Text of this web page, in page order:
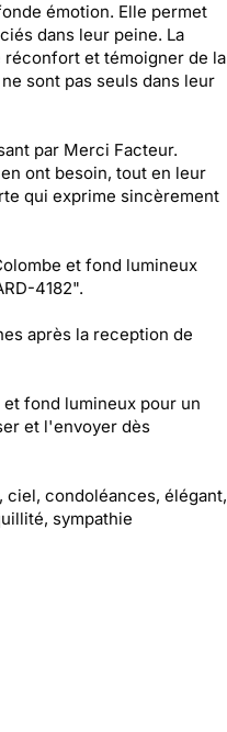
émotion. Elle permet
dans leur peine. La
et témoigner de la
sont pas seuls dans leur
par Merci Facteur.
ont besoin, tout en leur
qui exprime sincèrement
et fond lumineux
4182".
après la reception de
fond lumineux pour un
et l'envoyer dès
condoléances, élégant,
sympathie